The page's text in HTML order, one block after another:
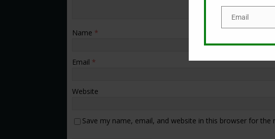
Name *
Email *
Website
Save my name, email, and website in this browser for the
EmailEmail